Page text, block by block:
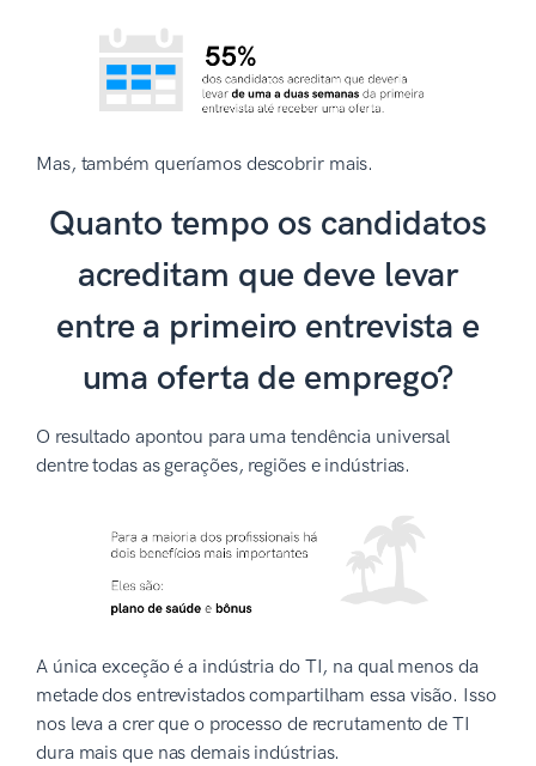
Mas, também queríamos descobrir mais.
Quanto tempo os candidatos
acreditam que deve levar
entre a primeiro entrevista e
uma oferta de emprego?
O resultado apontou para uma tendência universal
dentre todas as gerações, regiões e indústrias.
A única exceção é a indústria do TI, na qual menos da
metade dos entrevistados compartilham essa visão. Isso
nos leva a crer que o processo de recrutamento de TI
dura mais que nas demais indústrias.